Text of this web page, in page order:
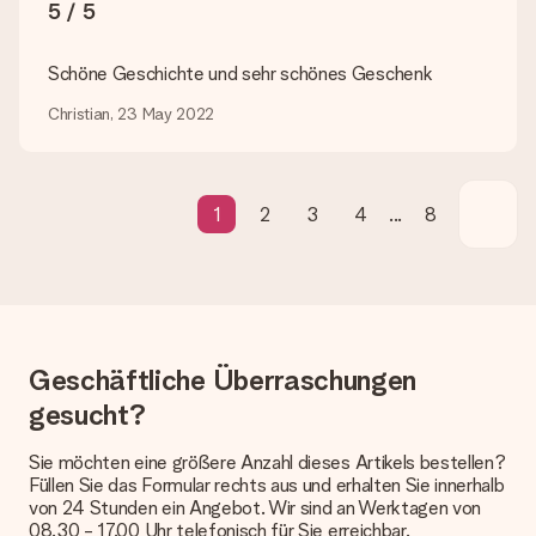
geschickt werden.
Lieferzeit, Lieferoptionen und Versandkosten
Kann ich ein Lieferdatum wählen?
Bedauerlicherweise ist es momentan (noch) nicht möglich, das
Wie lange dauert die Lieferzeit und wann werde ich mein
Die aktuelle Lieferzeit steht jeweils auf der Produktseite bei
Derzeit können wir (noch) keine verschiedenen Lieferoptionen
anbieten. Das Geschenk, das bestellt wird, wird als Paket oder
Päckchen versendet. Möchtest du wissen, ob es als Paket
Kundenservice.
Zahlung
5 / 5
Schöne Geschichte und sehr schönes Geschenk
Christian, 23 May 2022
1 2 3 4 ... 8
Geschäftliche Überraschungen
gesucht?
Sie möchten eine größere Anzahl dieses Artikels bestellen?
Füllen Sie das Formular rechts aus und erhalten Sie innerhalb
von 24 Stunden ein Angebot. Wir sind an Werktagen von
08.30 - 17.00 Uhr telefonisch für Sie erreichbar.